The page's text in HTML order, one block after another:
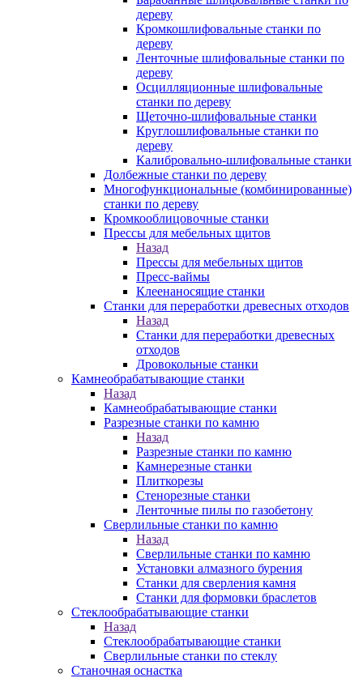
дереву
Кромкошлифовальные станки по
дереву
Ленточные шлифовальные станки по
дереву
Осцилляционные шлифовальные
станки по дереву
Щеточно-шлифовальные станки
Круглошлифовальные станки по
дереву
Калибровально-шлифовальные станки
Долбежные станки по дереву
Многофункциональные (комбинированные)
станки по дереву
Кромкооблицовочные станки
Прессы для мебельных щитов
Назад
Прессы для мебельных щитов
Пресс-ваймы
Клеенаносящие станки
Станки для переработки древесных отходов
Назад
Станки для переработки древесных
отходов
Дровокольные станки
Камнеобрабатывающие станки
Назад
Камнеобрабатывающие станки
Разрезные станки по камню
Назад
Разрезные станки по камню
Камнерезные станки
Плиткорезы
Стенорезные станки
Ленточные пилы по газобетону
Сверлильные станки по камню
Назад
Сверлильные станки по камню
Установки алмазного бурения
Станки для сверления камня
Станки для формовки браслетов
Стеклообрабатывающие станки
Назад
Стеклообрабатывающие станки
Сверлильные станки по стеклу
Станочная оснастка